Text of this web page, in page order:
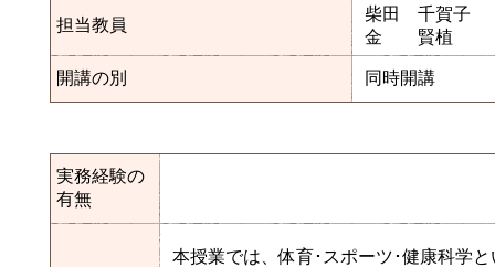
担当教員
柴田 千賀子
金 賢植
開講の別 同時開講
実務経験の
有無
本授業では、体育･スポーツ･健康科学